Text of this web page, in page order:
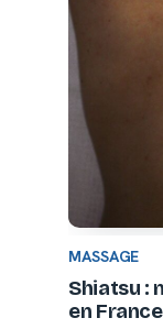
MASSAGE
Shiatsu :
en France